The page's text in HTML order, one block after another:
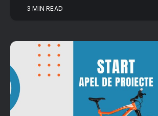
3 MIN READ